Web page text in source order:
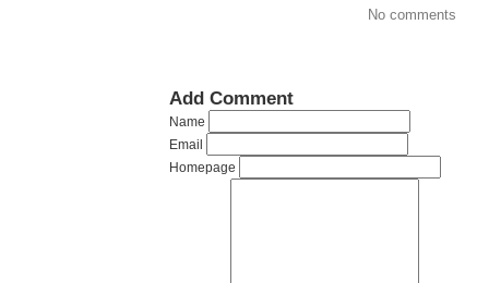
No comments
Add Comment
Name
Email
Homepage